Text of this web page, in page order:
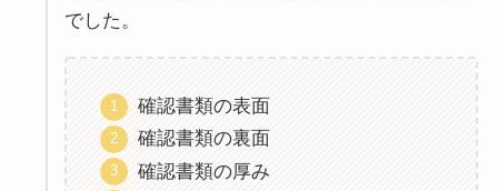
でした。
確認書類の表面
確認書類の裏面
確認書類の厚み